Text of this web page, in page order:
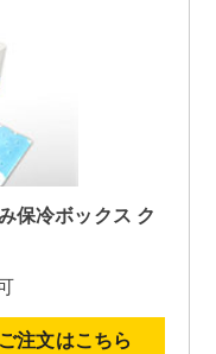
保冷ボックス ク
注文はこちら